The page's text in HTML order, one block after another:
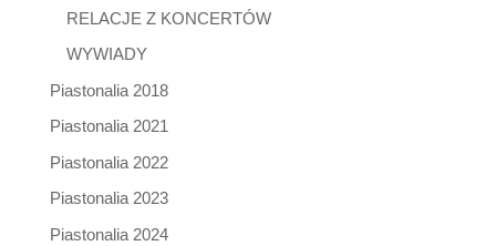
RELACJE Z KONCERTÓW
WYWIADY
Piastonalia 2018
Piastonalia 2021
Piastonalia 2022
Piastonalia 2023
Piastonalia 2024